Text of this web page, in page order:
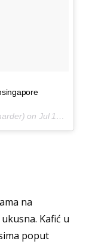
on Jul 19, 2017 at 3:38am PDT
na
Kafić u
poput